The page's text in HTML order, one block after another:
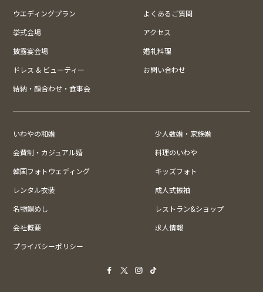
ウエディングプラン
よくあるご質問
挙式会場
アクセス
披露宴会場
婚礼料理
ドレス & ビューティー
お問い合わせ
結納・顔合わせ・食事会
いわやの和婚
少人数婚・家族婚
会費制・カジュアル婚
料理のいわや
韓国フォトウェディング
キッズフォト
レンタル衣装
成人式振袖
名物鯛めし
レストラン&ショップ
会社概要
求人情報
プライバシーポリシー